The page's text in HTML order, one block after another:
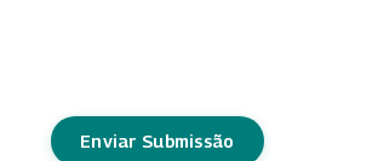
Enviar Submissão